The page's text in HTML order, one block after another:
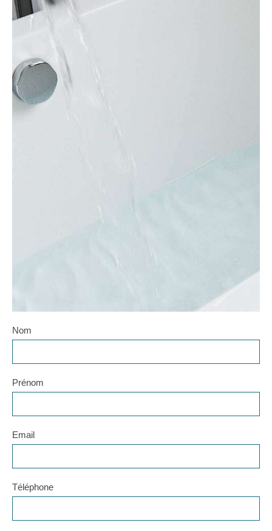
Nom
Prénom
Email
Téléphone